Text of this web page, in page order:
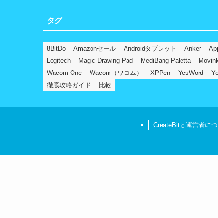
タグ
8BitDo Amazonセール Androidタブレット Anker
Logitech
Magic Drawing Pad MediBang Paletta
Wacom One
Wacom（ワコム） XPPen YesWord
徹底攻略ガイド
比較
CreateBitと運営者に